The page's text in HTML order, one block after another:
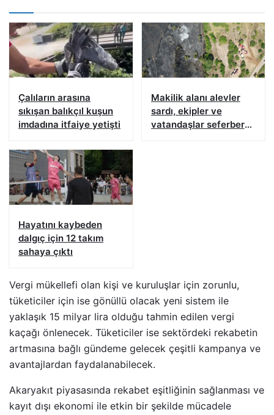
Çalıların arasına
sıkışan balıkçıl kuşun
imdadına itfaiye yetişti
Makilik alanı alevler
sardı, ekipler ve
vatandaşlar seferber
Hayatını kaybeden
dalgıç için 12 takım
sahaya çıktı
Vergi mükellefi olan kişi ve kuruluşlar için zorunlu,
tüketiciler için ise gönüllü olacak yeni sistem ile
yaklaşık 15 milyar lira olduğu tahmin edilen vergi
kaçağı önlenecek. Tüketiciler ise sektördeki rekabetin
artmasına bağlı gündeme gelecek çeşitli kampanya ve
avantajlardan faydalanabilecek.
Akaryakıt piyasasında rekabet eşitliğinin sağlanması ve
kayıt dışı ekonomi ile etkin bir şekilde mücadele